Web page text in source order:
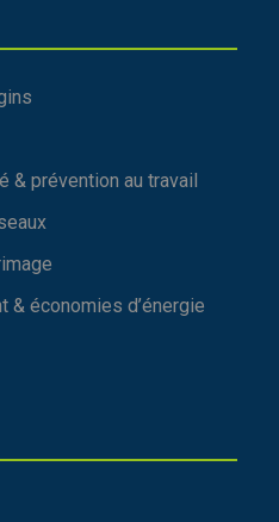
& prévention au travail
& économies d’énergie